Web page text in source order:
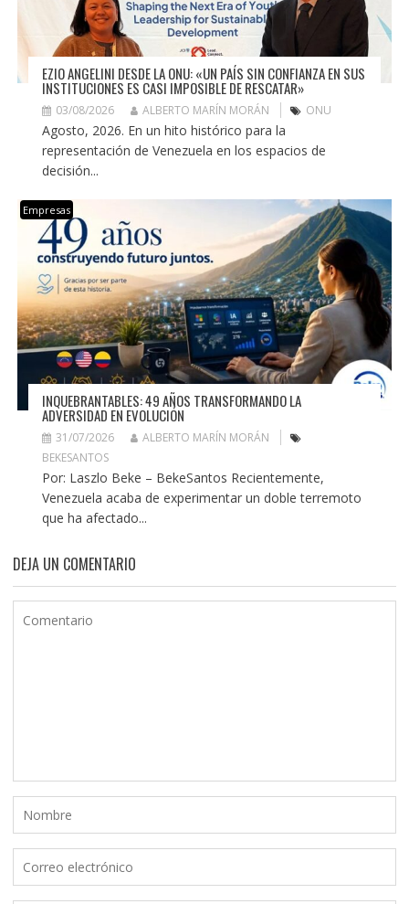
EZIO ANGELINI DESDE LA ONU: «UN PAÍS SIN CONFIANZA EN SUS
INSTITUCIONES ES CASI IMPOSIBLE DE RESCATAR»
03/08/2026 ALBERTO MARÍN MORÁN ONU
Agosto, 2026. En un hito histórico para la
representación de Venezuela en los espacios de
decisión...
Empresas
INQUEBRANTABLES: 49 AÑOS TRANSFORMANDO LA
ADVERSIDAD EN EVOLUCIÓN
31/07/2026
ALBERTO MARÍN MORÁN
BEKESANTOS
Por: Laszlo Beke – BekeSantos Recientemente,
Venezuela acaba de experimentar un doble terremoto
que ha afectado...
DEJA UN COMENTARIO